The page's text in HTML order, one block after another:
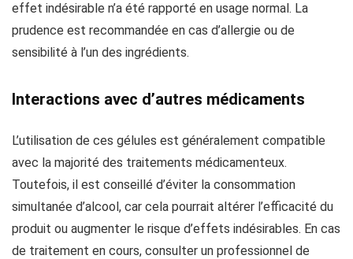
effet indésirable n’a été rapporté en usage normal. La
prudence est recommandée en cas d’allergie ou de
sensibilité à l’un des ingrédients.
Interactions avec d’autres médicaments
L’utilisation de ces gélules est généralement compatible
avec la majorité des traitements médicamenteux.
Toutefois, il est conseillé d’éviter la consommation
simultanée d’alcool, car cela pourrait altérer l’efficacité du
produit ou augmenter le risque d’effets indésirables. En cas
de traitement en cours, consulter un professionnel de